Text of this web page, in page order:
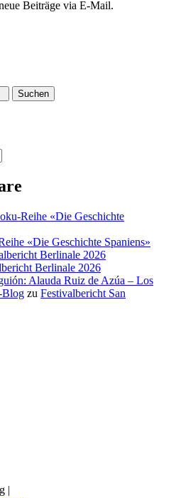
Beiträge via E-Mail.
Reihe «Die Geschichte
«Die Geschichte Spaniens»
Berlinale 2026
Berlinale 2026
Alauda Ruiz de Azúa – Los
Blog zu Festivalbericht San
|